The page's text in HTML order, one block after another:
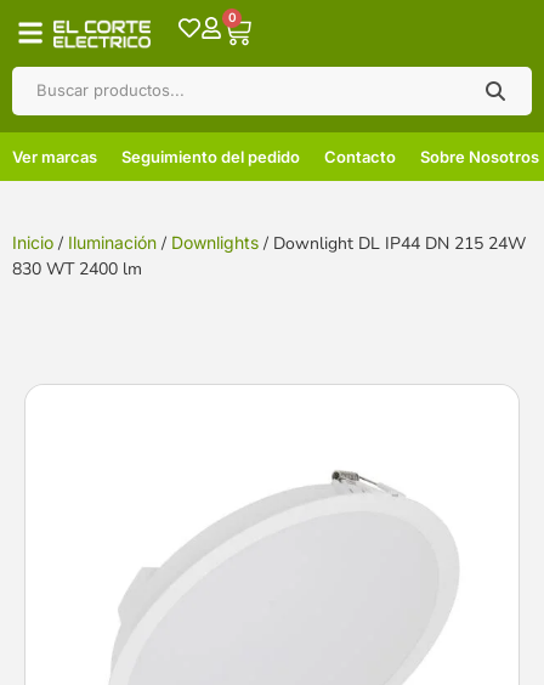
0
Ver marcas Seguimiento del pedido Contacto Sobre Nosotros
Inicio / Iluminación / Downlights / Downlight DL IP44 DN 215 24W
830 WT 2400 lm